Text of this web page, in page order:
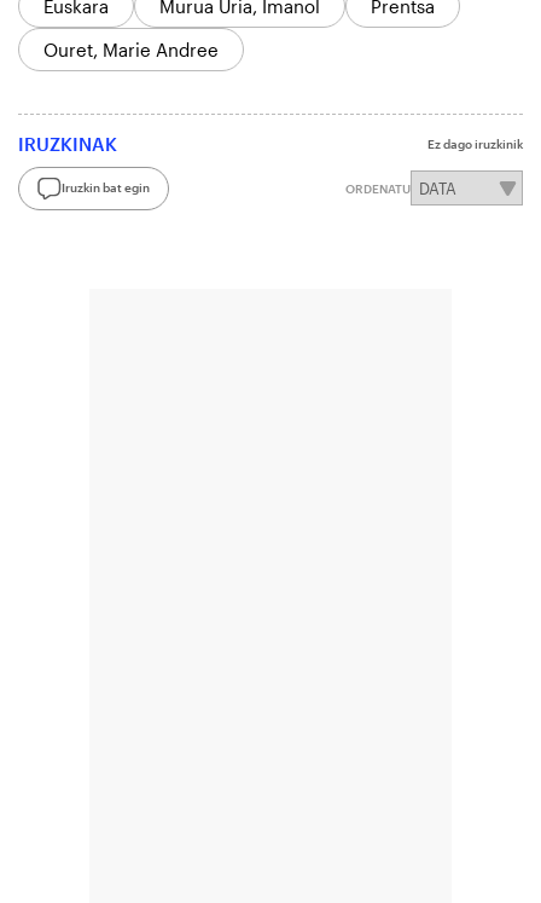
Euskara Murua Uria, Imanol
Prentsa
Ouret, Marie Andree
IRUZKINAK Ez dago iruzkinik
Iruzkin bat egin ORDENATU